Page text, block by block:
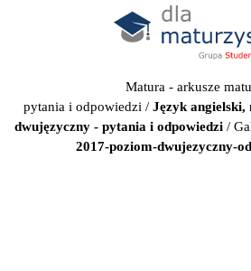
Matura - arkusze
pytania i odpowiedzi / Język angielski,
dwujęzyczny - pytania i odpowiedzi /
2017-poziom-dwujezyczny-